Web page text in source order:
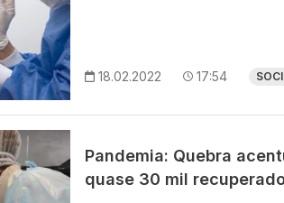
18.02.2022 17:54
Pandemia: Quebra
quase 30 mil